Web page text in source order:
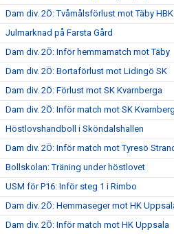
Dam div. 2Ö: Tvåmålsförlust mot Täby
Julmarknad på Farsta Gård
Dam div. 2Ö: Inför hemmamatch mot Täby
Dam div. 2Ö: Bortaförlust mot Lidingö SK
Dam div. 2Ö: Förlust mot SK Kvarnberga
Dam div. 2Ö: Inför match mot SK
Höstlovshandboll i Sköndalshallen
Dam div. 2Ö: Inför match mot Tyresö
Bollskolan: Träning under höstlovet
USM för P16: Inför steg 1 i Rimbo
Dam div. 2Ö: Hemmaseger mot HK
Dam div. 2Ö: Inför match mot HK Uppsala